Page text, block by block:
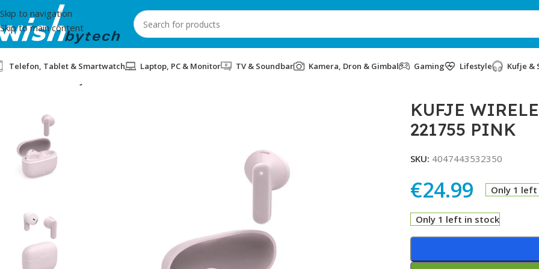
Skip to navigation
Skip to main content
Telefon, Tablet & Smartwatch Laptop, PC & Monitor TV & Soundbar Kamera, Dron & Gimbal Gaming Lifestyle Kufje &
KUFJE
221755 PINK
SKU: 4047443532350
€24.99 Only 1
Only 1 left in stock